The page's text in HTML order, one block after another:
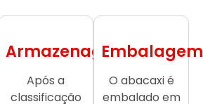
Armazenagem
Após a
classificação
Embalagem
O abacaxi é
embalado em